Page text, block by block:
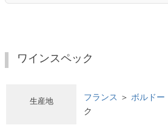
ワインスペック
生産地 フランス ＞ ボルドー
ク